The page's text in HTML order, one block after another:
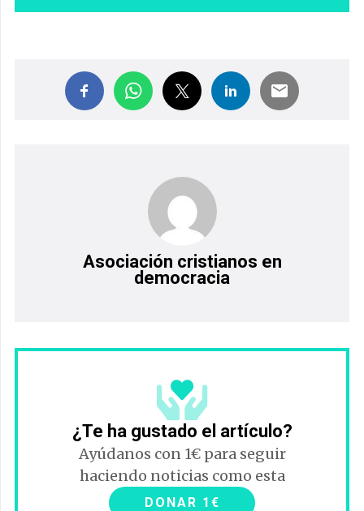
Asociación cristianos en
democracia
¿Te ha gustado el artículo?
Ayúdanos con 1€ para seguir
haciendo noticias como esta
DONAR 1€